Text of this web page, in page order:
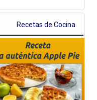
Recetas de Cocina